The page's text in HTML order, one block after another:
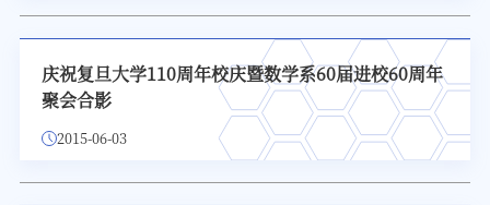
庆祝复旦大学110周年校庆暨数学系60届进校60周年
聚会合影
2015-06-03